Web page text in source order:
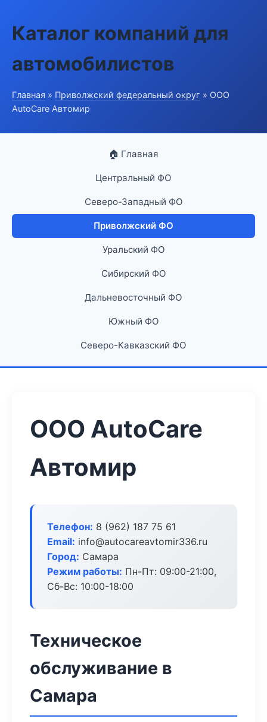
Каталог компаний для
автомобилистов
Главная » Приволжский федеральный округ » ООО
AutoCare Автомир
🏠 Главная
Центральный ФО
Северо-Западный ФО
Приволжский ФО
Уральский ФО
Сибирский ФО
Дальневосточный ФО
Южный ФО
Северо-Кавказский ФО
ООО AutoCare
Автомир
Телефон: 8 (962) 187 75 61
Email: info@autocareavtomir336.ru
Город: Самара
Режим работы: Пн-Пт: 09:00-21:00,
Сб-Вс: 10:00-18:00
Техническое
обслуживание в
Самара